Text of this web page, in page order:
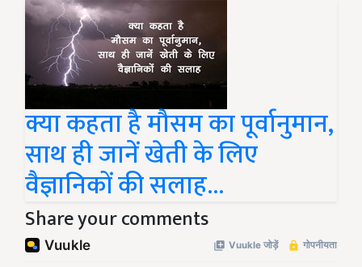
क्या कहता है मौसम का पूर्वानुमान,
साथ ही जानें खेती के लिए
वैज्ञानिकों की सलाह…
Share your comments